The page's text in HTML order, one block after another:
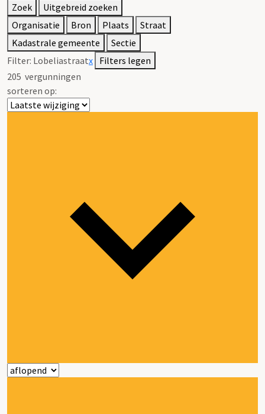
Zoek
Uitgebreid zoeken
Organisatie
Bron Plaats
Straat
Kadastrale gemeente
Sectie
Filter: Lobeliastraatx Filters legen
205 vergunningen
sorteren op: